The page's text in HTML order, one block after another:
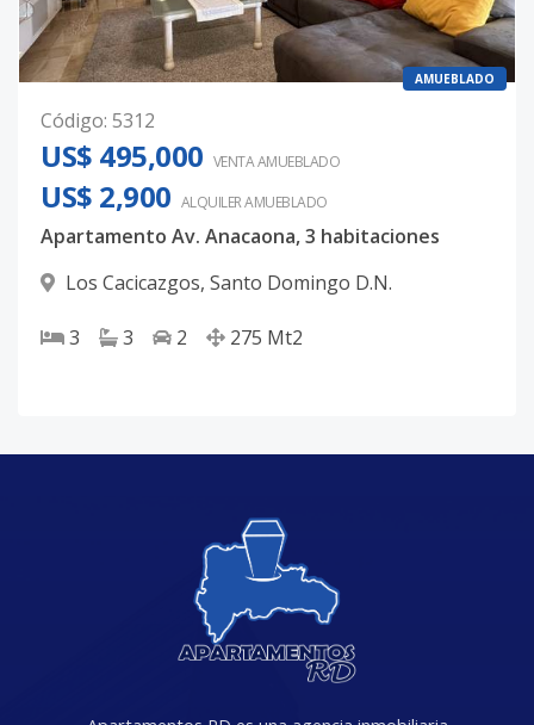
AMUEBLADO
Código: 5312
US$ 495,000 VENTA AMUEBLADO
US$ 2,900 ALQUILERAMUEBLADO
Apartamento Av. Anacaona, 3 habitaciones
Los Cacicazgos, Santo Domingo D.N.
3 3 2 275 Mt2